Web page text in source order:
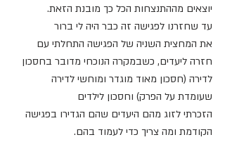
יוצאים מההתנצחות הכל כך מובנת הזאת.
עד שחזרנו לפגישה זה כבר היה לי ברור
את המחצית השניה של הפגישה התחלתי עם
חזרה ליעדים, כשבמקרה הנוכחי מדובר בחסכון
לדירה (חסכון מאוד מוגדר ומוחשי לדירה
שעומדת על הפרק) וחסכון לילדים
הזכרתי לזוג מהם היעדים שהם הגדירו בפגישה
הקודמת ומה צריך כדי לעמוד בהם.